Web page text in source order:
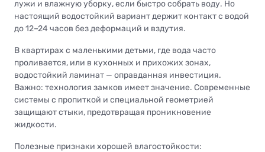
лужи и влажную уборку, если быстро собрать воду. Но
настоящий водостойкий вариант держит контакт с водой
до 12–24 часов без деформаций и вздутия.
В квартирах с маленькими детьми, где вода часто
проливается, или в кухонных и прихожих зонах,
водостойкий ламинат — оправданная инвестиция.
Важно: технология замков имеет значение. Современные
системы с пропиткой и специальной геометрией
защищают стыки, предотвращая проникновение
жидкости.
Полезные признаки хорошей влагостойкости: